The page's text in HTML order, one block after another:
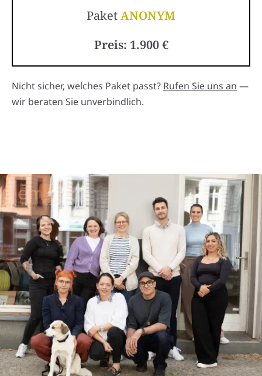
PaketANONYM
Preis: 1.900 €
Nicht sicher, welches Paket passt? Rufen Sie uns an —
wir beraten Sie unverbindlich.